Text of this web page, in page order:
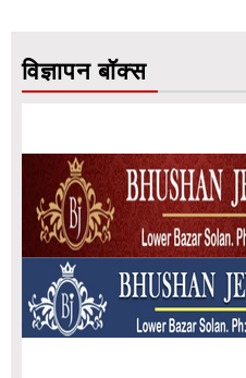
विज्ञापन बॉक्स